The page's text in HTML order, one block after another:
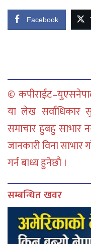
Facebook
©
या लेख सर्वाधिकार
समाचार हुबहु साभार
जानकारी विना साभार
गर्न बाध्य हुनेछौ ।
सम्बन्धित खवर